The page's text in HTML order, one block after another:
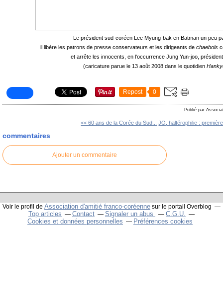
Le président sud-coréen Lee Myung-bak en Batman un peu
il libère les patrons de presse conservateurs et les dirigeants dechaebols
et arrête les innocents, en l'occurrence Jung Yun-joo,
(caricature parue le 13 août 2008 dans le quotidien
Repost 0
Publié par
<< 60 ans de la Corée du Sud... JO, haltérophilie :
commentaires
Ajouter un commentaire
Voir le profil de Association d'amitié franco-coréenne sur le portail Overblog
Top articles Contact Signaler un abus
C.G.U.
Cookies et données personnelles
Préférences cookies